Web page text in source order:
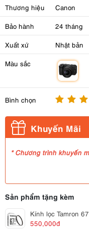
Thương hiệu Canon
Bảo hành 24 tháng
Xuất xứ Nhật bản
Màu sắc
Bình chọn
Khuyến Mãi
* Chương trình khuyến
Sản phẩm tặng kèm
Kính lọc Tamron
550,000đ